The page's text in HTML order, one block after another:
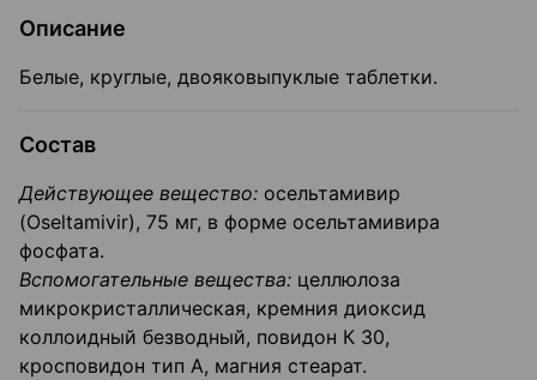
Описание
Белые, круглые, двояковыпуклые таблетки.
Состав
Действующее вещество: осельтамивир
(Oseltamivir), 75 мг, в форме осельтамивира
фосфата.
Вспомогательные вещества: целлюлоза
микрокристаллическая, кремния диоксид
коллоидный безводный, повидон К 30,
кросповидон тип А, магния стеарат.